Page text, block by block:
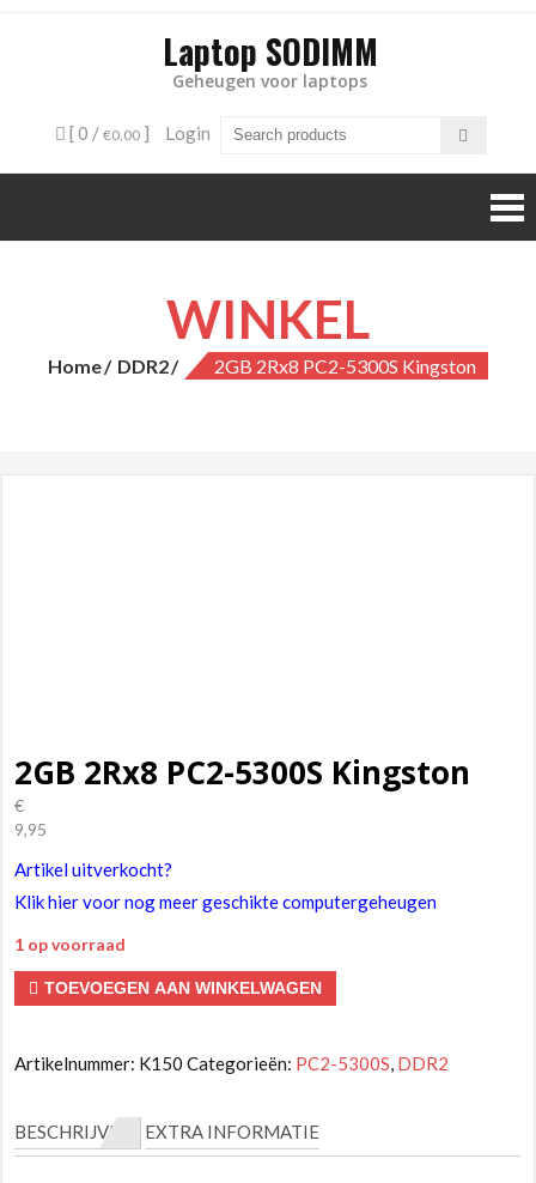
Laptop SODIMM
Geheugen voor laptops
[ 0 / €0,00 ] Login
WINKEL
Home DDR2 2GB 2Rx8 PC2-5300S Kingston
2GB 2Rx8 PC2-5300S Kingston
€
9,95
Artikel uitverkocht?
Klik hier voor nog meer geschikte computergeheugen
1 op voorraad
2GB
aantal
TOEVOEGEN AAN WINKELWAGEN
Artikelnummer: K150 Categorieën: PC2-5300S, DDR2
BESCHRIJVING EXTRA INFORMATIE